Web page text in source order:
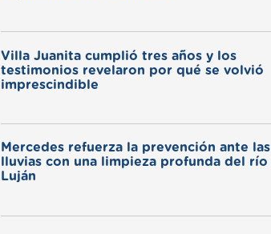
Villa Juanita cumplió tres años y los
testimonios revelaron por qué se volvió
imprescindible
Mercedes refuerza la prevención ante las
lluvias con una limpieza profunda del río
Luján